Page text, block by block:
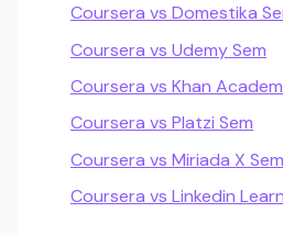
Coursera vs Domestika
Coursera vs Udemy Sem
Coursera vs Khan
Coursera vs Platzi Sem
Coursera vs Miriada X Sem
Coursera vs Linkedin